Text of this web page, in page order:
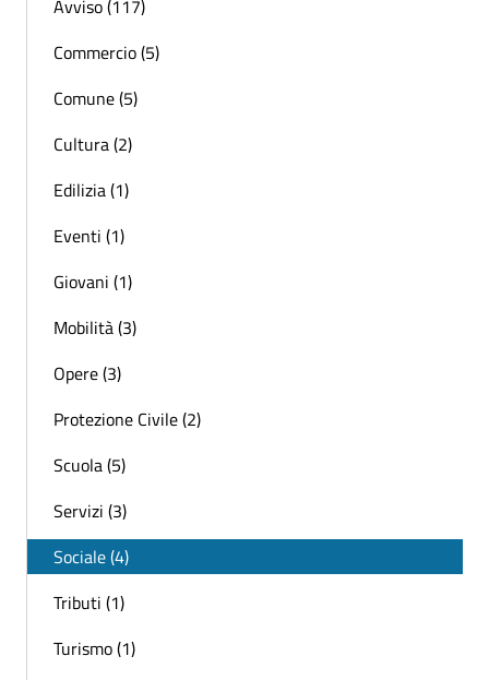
Avviso (117)
Commercio (5)
Comune (5)
Cultura (2)
Edilizia (1)
Eventi (1)
Giovani (1)
Mobilità (3)
Opere (3)
Protezione Civile (2)
Scuola (5)
Servizi (3)
Sociale (4)
Tributi (1)
Turismo (1)